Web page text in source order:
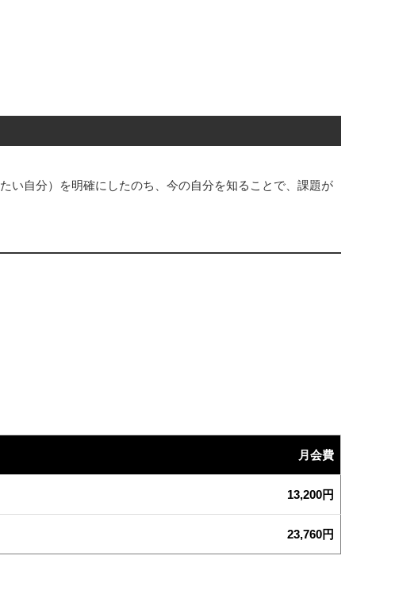
い自分）を明確にしたのち、今の自分を知ることで、課題が
月会費
13,200円
23,760円